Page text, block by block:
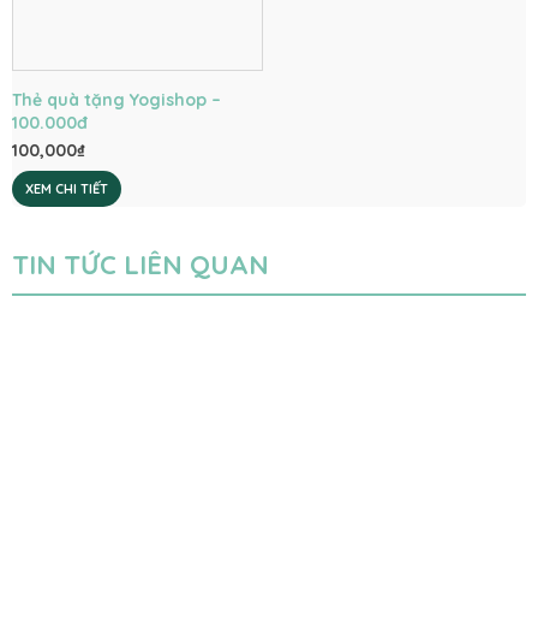
Thẻ quà tặng Yogishop –
100.000đ
100,000₫
XEM CHI TIẾT
TIN TỨC LIÊN QUAN